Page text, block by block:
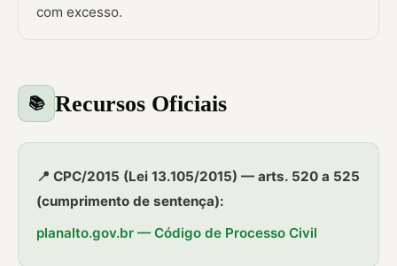
com excesso.
📚 Recursos Oficiais
📍 CPC/2015 (Lei 13.105/2015) — arts. 520 a 525
(cumprimento de sentença):
planalto.gov.br — Código de Processo Civil